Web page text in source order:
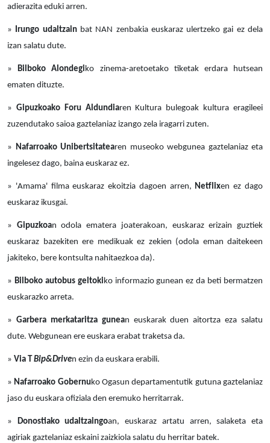
adierazita eduki arren.
» Irungo udaltzainbat NAN zenbakia euskaraz ulertzeko gai ez dela
izan salatu dute.
» Bilboko Alondegi ko zinema-aretoetako tiketak erdara hutsean
ematen dituzte.
» Gipuzkoako Foru Aldundiaren Kultura bulegoak kultura eragileei
zuzendutako saioa gaztelaniaz izango zela iragarri zuten.
» Nafarroako Unibertsitatearen museoko webgunea gaztelaniaz eta
ingelesez dago, baina euskaraz ez.
» 'Amama' filma euskaraz ekoitzia dagoen arren, Netflixen ez dago
euskaraz ikusgai.
» Gipuzkoan odola ematera joaterakoan, euskaraz erizain guztiek
euskaraz bazekiten ere medikuak ez zekien (odola eman daitekeen
jakiteko, bere kontsulta nahitaezkoa da).
» Bilboko autobus geltoki ko informazio gunean ez da beti bermatzen
euskarazko arreta.
» Garbera merkataritza gunean euskarak duen aitortza eza salatu
dute. Webgunean ere euskara erabat traketsa da.
» Via T Bip&Driven ezin da euskara erabili.
» Nafarroako Gobernuko Ogasun departamentutik gutuna gaztelaniaz
jaso du euskara ofiziala den eremuko herritarrak.
» Donostiako udaltzaingoan, euskaraz artatu arren, salaketa eta
agiriak gaztelaniaz eskaini zaizkiola salatu du herritar batek.